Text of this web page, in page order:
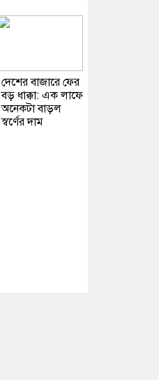
দেশের বাজারে ফের
বড় ধাক্কা: এক লাফে
অনেকটা বাড়ল
স্বর্ণের দাম